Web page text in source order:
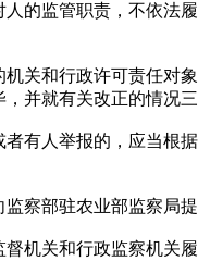
监管职责，不依法履
和行政许可责任对象
并就有关改正的情况
人举报的，应当根据
部驻农业部监察局
关和行政监察机关履